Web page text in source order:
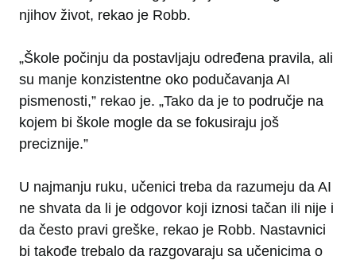
njihov život, rekao je Robb.
„Škole počinju da postavljaju određena pravila, ali
su manje konzistentne oko podučavanja AI
pismenosti,” rekao je. „Tako da je to područje na
kojem bi škole mogle da se fokusiraju još
preciznije.”
U najmanju ruku, učenici treba da razumeju da AI
ne shvata da li je odgovor koji iznosi tačan ili nije i
da često pravi greške, rekao je Robb. Nastavnici
bi takođe trebalo da razgovaraju sa učenicima o